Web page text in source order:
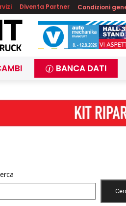
Diventa Partner Condizioni
BANCA DATI